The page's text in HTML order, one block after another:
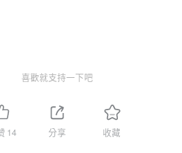
喜歡就支持一下吧
14 分享 收藏